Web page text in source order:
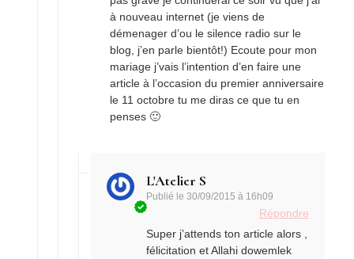
à nouveau internet (je viens de
démenager d’ou le silence radio sur le
blog, j’en parle bientôt!) Ecoute pour mon
mariage j’vais l’intention d’en faire une
article à l’occasion du premier anniversaire
le 11 octobre tu me diras ce que tu en
penses 🙂
L'Atelier S
Publié le30/09/2015 à 16h09
Répondre
Super j’attends ton article alors ,
félicitation et Allahi dowemlek